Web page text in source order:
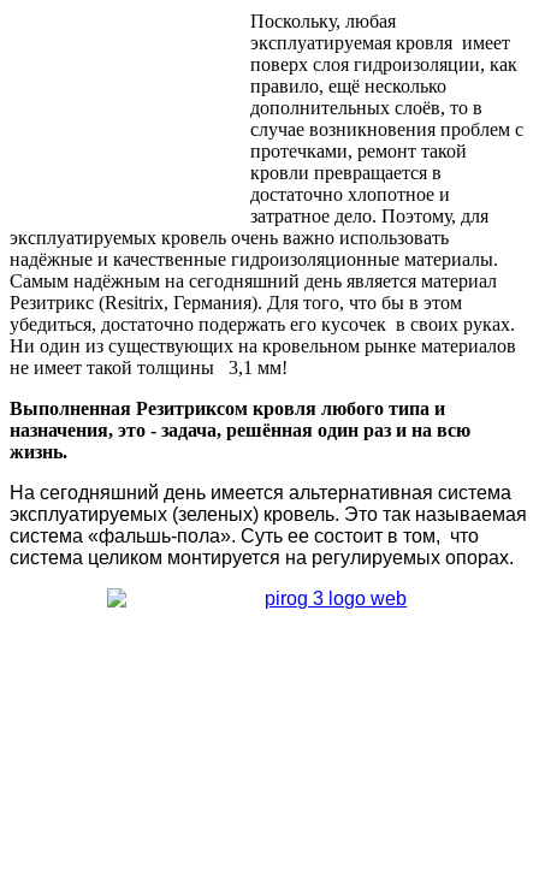
Поскольку, любая
эксплуатируемая кровля имеет
поверх слоя гидроизоляции, как
правило, ещё несколько
дополнительных слоёв, то в
случае возникновения проблем с
протечками, ремонт такой
кровли превращается в
достаточно хлопотное и
затратное дело. Поэтому, для
эксплуатируемых кровель очень важно использовать
надёжные и качественные гидроизоляционные материалы.
Самым надёжным на сегодняшний день является материал
Резитрикс (Resitrix, Германия). Для того, что бы в этом
убедиться, достаточно подержать его кусочек в своих руках.
Ни один из существующих на кровельном рынке материалов
не имеет такой толщины 3,1 мм!
Выполненная Резитриксом кровля любого типа и
назначения, это - задача, решённая один раз и на всю
жизнь.
На сегодняшний день имеется альтернативная система
эксплуатируемых (зеленых) кровель. Это так называемая
система «фальшь-пола». Суть ее состоит в том, что
система целиком монтируется на регулируемых опорах.